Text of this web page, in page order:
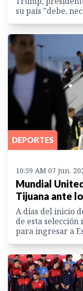
su país "debe,
DEPORTES
10:59 AM 07 jun.
Mundial
Tijuana ante
A días del inicio
de esta
para ingresar a